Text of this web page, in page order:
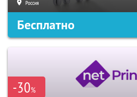
Россия
Бесплатно
-30%